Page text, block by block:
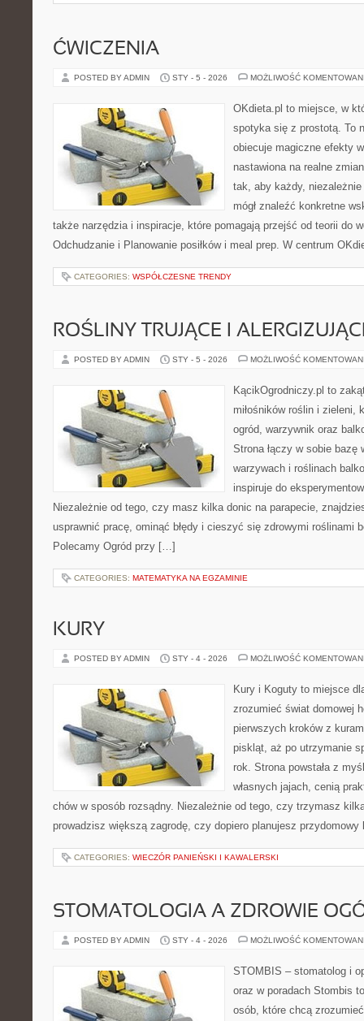
ĆWICZENIA
POSTED BY ADMIN STY - 5 - 2026 MOŻLIWOŚĆ
OKdieta.pl to miejsce, w
spotyka się z prostotą. To
obiecuje magiczne efekty
nastawiona na realne
tak, aby każdy,
mógł znaleźć konkretne
także narzędzia i inspiracje, które pomagają przejść od teorii do
Odchudzanie i Planowanie posiłków i meal prep. W centrum
CATEGORIES: WSPÓŁCZESNE TRENDY
ROŚLINY TRUJĄCE I
POSTED BY ADMIN STY - 5 - 2026 MOŻLIWOŚĆ
KącikOgrodniczy.pl to
miłośników roślin i zieleni,
ogród, warzywnik oraz
Strona łączy w sobie bazę
warzywach i roślinach
inspiruje do
Niezależnie od tego, czy masz kilka donic na parapecie,
usprawnić pracę, ominąć błędy i cieszyć się zdrowymi roślinami
Polecamy Ogród przy […]
CATEGORIES: MATEMATYKA NA EGZAMINIE
KURY
POSTED BY ADMIN STY - 4 - 2026 MOŻLIWOŚĆ
Kury i Koguty to miejsce
zrozumieć świat domowej
pierwszych kroków z
piskląt, aż po utrzymanie
rok. Strona powstała z
własnych jajach, cenią
chów w sposób rozsądny. Niezależnie od tego, czy trzymasz
prowadzisz większą zagrodę, czy dopiero planujesz
CATEGORIES: WIECZÓR PANIEŃSKI I KAWALERSKI
STOMATOLOGIA A ZDROWIE
POSTED BY ADMIN STY - 4 - 2026 MOŻLIWOŚĆ
STOMBIS – stomatolog i
oraz w poradach Stombis
osób, które chcą